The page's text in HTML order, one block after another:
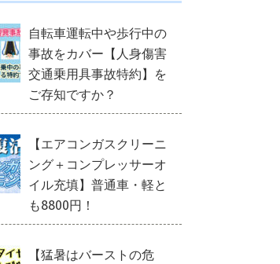
自転車運転中や歩行中の
事故をカバー【人身傷害
交通乗用具事故特約】を
ご存知ですか？
【エアコンガスクリーニ
ング＋コンプレッサーオ
イル充填】普通車・軽と
も8800円！
【猛暑はバーストの危